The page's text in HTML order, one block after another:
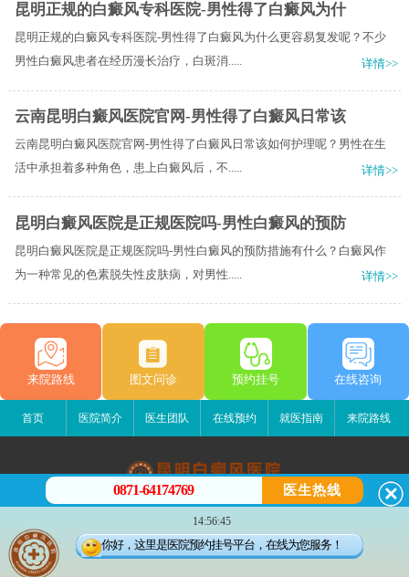
昆明正规的白癜风专科医院-男性得了白癜风为什
昆明正规的白癜风专科医院-男性得了白癜风为什么更容易复发呢？不少
男性白癜风患者在经历漫长治疗，白斑消.....
详情>>
云南昆明白癜风医院官网-男性得了白癜风日常该
云南昆明白癜风医院官网-男性得了白癜风日常该如何护理呢？男性在生
活中承担着多种角色，患上白癜风后，不.....
详情>>
昆明白癜风医院是正规医院吗-男性白癜风的预防
昆明白癜风医院是正规医院吗-男性白癜风的预防措施有什么？白癜风作
为一种常见的色素脱失性皮肤病，对男性.....
详情>>
来院路线 图文问诊 预约挂号 在线咨询
首页 医院简介 医生团队 在线预约 就医指南 来院路线
昆明白癜风医院
昆明市五华区护国路2号
版权所有：昆明白癜风医院
0871-64174769 医生热线
14:56:45
你好，这里是医院预约挂号平台，在线为您服务！